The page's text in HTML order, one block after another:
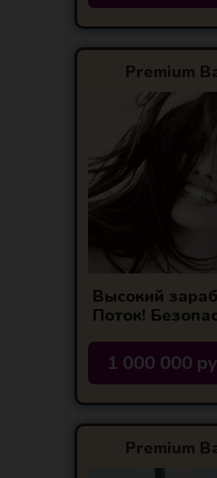
Premium
Высокий
Поток!
1 000 000
Premium